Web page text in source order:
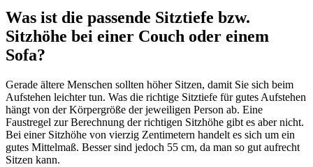
Was ist die passende Sitztiefe bzw.
Sitzhöhe bei einer Couch oder einem
Sofa?
Gerade ältere Menschen sollten höher Sitzen, damit Sie sich beim
Aufstehen leichter tun. Was die richtige Sitztiefe für gutes Aufstehen
hängt von der Körpergröße der jeweiligen Person ab. Eine
Faustregel zur Berechnung der richtigen Sitzhöhe gibt es aber nicht.
Bei einer Sitzhöhe von vierzig Zentimetern handelt es sich um ein
gutes Mittelmaß. Besser sind jedoch 55 cm, da man so gut aufrecht
Sitzen kann.